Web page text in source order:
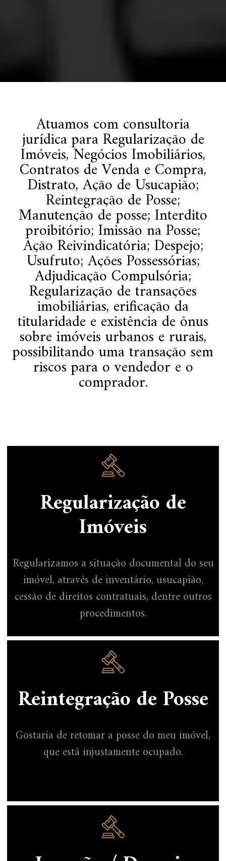
Atuamos com consultoria
jurídica para Regularização de
Imóveis, Negócios Imobiliários,
Contratos de Venda e Compra,
Distrato, Ação de Usucapião;
Reintegração de Posse;
Manutenção de posse; Interdito
proibitório; Imissão na Posse;
Ação Reivindicatória; Despejo;
Usufruto; Ações Possessórias;
Adjudicação Compulsória;
Regularização de transações
imobiliárias, erificação da
titularidade e existência de ônus
sobre imóveis urbanos e rurais,
possibilitando uma transação sem
riscos para o vendedor e o
comprador.
Regularização de
Imóveis
Regularizamos a situação documental do seu
imóvel, através de inventário, usucapião,
cessão de direitos contratuais, dentre outros
procedimentos.
Reintegração de Posse
Gostaria de retomar a posse do meu imóvel,
que está injustamente ocupado.